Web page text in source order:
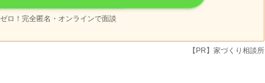
ロ！完全匿名・オンラインで面談
【PR】家づくり相談所